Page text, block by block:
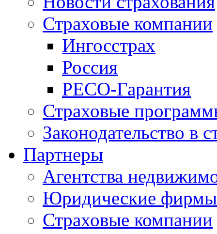
Страховые компании
Ингосстрах
Россия
РЕСО-Гарантия
Страховые
Законодательство в
Партнеры
Агентства
Юридические фирмы
Страховые компании